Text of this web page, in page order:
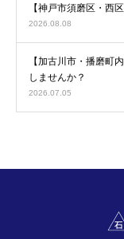
【神戸市須磨区・西
2026.08.08
【加古川市・播磨町
しませんか？
2026.07.05